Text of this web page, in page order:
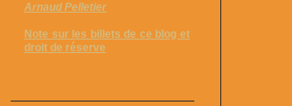
Arnaud Pelletier
Note sur les billets de ce blog et
droit de réserve